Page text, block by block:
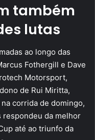
também
lutas
ao longo das
Fothergill e Dave
Motorsport,
de Rui Miritta,
corrida de domingo,
da melhor
até ao triunfo da